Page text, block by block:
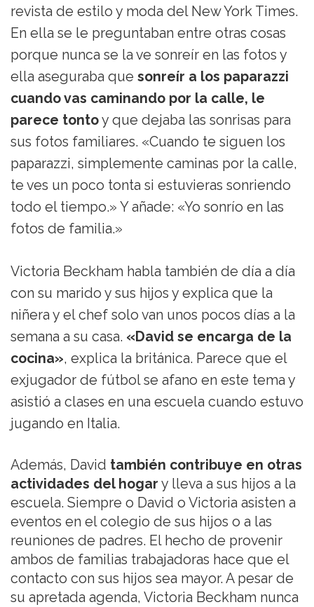
revista de estilo y moda del New York Times.
En ella se le preguntaban entre otras cosas
porque nunca se la ve sonreír en las fotos y
ella aseguraba que sonreír a los paparazzi
cuando vas caminando por la calle, le
parece tontoy que dejaba las sonrisas para
sus fotos familiares. «Cuando te siguen los
paparazzi, simplemente caminas por la calle,
te ves un poco tonta si estuvieras sonriendo
todo el tiempo.» Y añade: «Yo sonrío en las
fotos de familia.»
Victoria Beckham habla también de día a día
con su marido y sus hijos y explica que la
niñera y el chef solo van unos pocos días a la
semana a su casa. «David se encarga de la
cocina», explica la británica. Parece que el
exjugador de fútbol se afano en este tema y
asistió a clases en una escuela cuando estuvo
jugando en Italia.
Además, David también contribuye en otras
actividades del hogar y lleva a sus hijos a la
escuela. Siempre o David o Victoria asisten a
eventos en el colegio de sus hijos o a las
reuniones de padres. El hecho de provenir
ambos de familias trabajadoras hace que el
contacto con sus hijos sea mayor. A pesar de
su apretada agenda, Victoria Beckham nunca